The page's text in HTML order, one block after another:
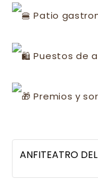
Patio
Puestos de
Premios y
ANFITEATRO